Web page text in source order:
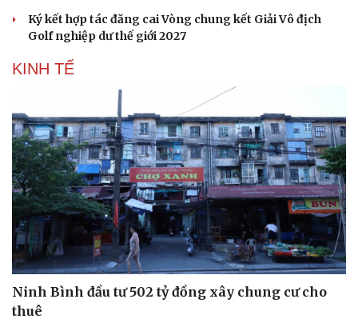
Ký kết hợp tác đăng cai Vòng chung kết Giải Vô địch
Golf nghiệp dư thế giới 2027
KINH TẾ
Ninh Bình đầu tư 502 tỷ đồng xây chung cư cho
thuê